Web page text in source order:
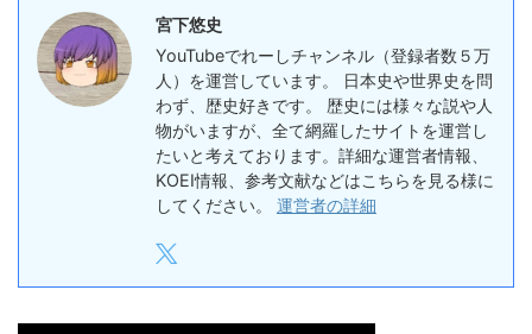
宮下悠史
YouTubeでれーしチャンネル（登録者数５万
人）を運営しています。 日本史や世界史を問
わず、歴史好きです。 歴史には様々な説や人
物がいますが、全て網羅したサイトを運営し
たいと考えております。詳細な運営者情報、
KOEI情報、参考文献などはこちらを見る様に
してください。 運営者の詳細